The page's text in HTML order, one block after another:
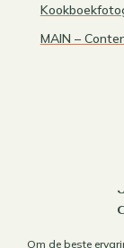
Om de beste
MAIN –